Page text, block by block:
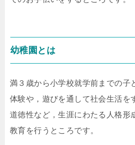
幼稚園とは
満３歳から小学校就学前までの子
体験や，遊びを通して社会生活を
道徳性など，生涯にわたる人格形
教育を行うところです。